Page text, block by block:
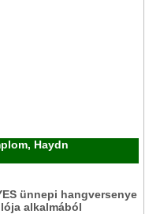
Haydn
ünnepi hangversenye
alkalmából